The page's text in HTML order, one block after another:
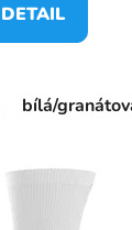
DETAIL
bílá/